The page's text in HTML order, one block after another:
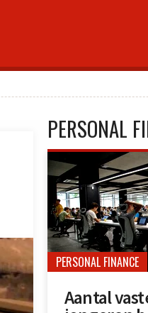
PERSONAL
PERSONAL FINANCE
Aantal